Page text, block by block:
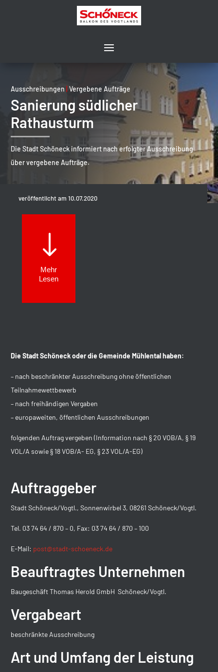
Ausschreibungen |Vergebene Aufträge
Sanierung südlicher
Rathausturm
Die Stadt Schöneck informiert nach erfolgter Ausschreibung
über vergebene Aufträge.
veröffentlicht am 10.07.2020
"
Mehr
Lesen
Die Stadt Schöneck oder die Gemeinde Mühlental haben:
– nach beschränkter Ausschreibung ohne öffentlichen
Teilnahmewettbewerb
– nach freihändigen Vergaben
– europaweiten, öffentlichen Ausschreibungen
folgenden Auftrag vergeben (Information nach § 20 VOB/A, § 19
VOL/A sowie § 18 VOB/A- EG, § 23 VOL/A-EG)
Auftraggeber
Stadt Schöneck/Vogtl., Sonnenwirbel 3, 08261 Schöneck/Vogtl.
Tel. 03 74 64 / 870 – 0, Fax: 03 74 64 / 870 – 100
E-Mail: post@stadt-schoeneck.de
Beauftragtes Unternehmen
Baugeschäft Thomas Herold GmbH Schöneck/Vogtl.
Vergabeart
beschränkte Ausschreibung
Art und Umfang der Leistung